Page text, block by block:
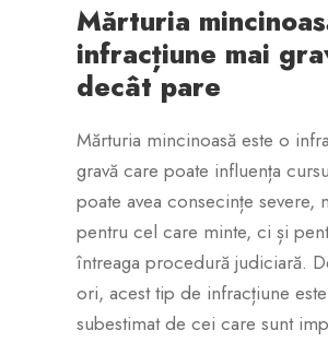
Mărturia
infracțiune mai
decât pare
Mărturia mincinoasă este o
gravă care poate influența
poate avea consecințe severe,
pentru cel care minte, ci și
întreaga procedură judiciară.
ori, acest tip de infracțiune este
subestimat de cei care sunt